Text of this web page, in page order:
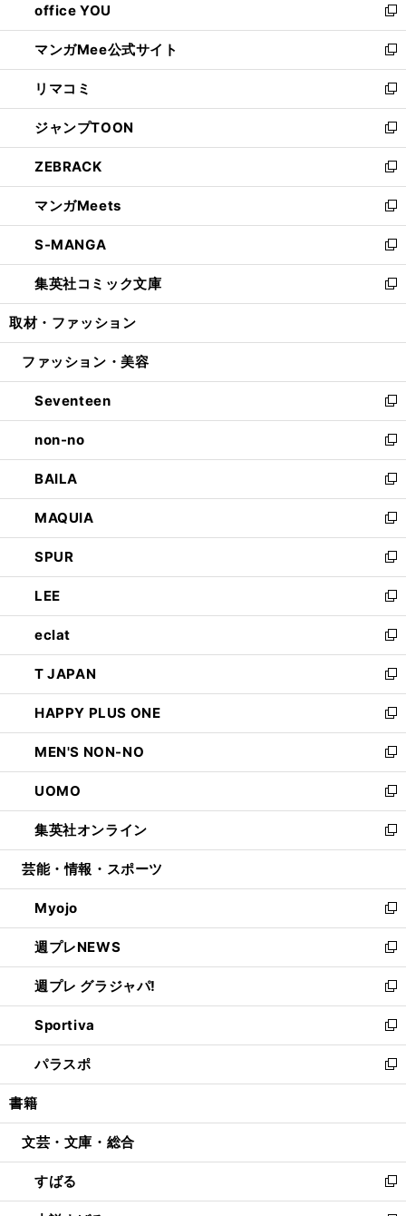
く
で
開
く
ィ
ン
ド
ウ
で
開
く
い
ウ
ィ
ン
ド
ウ
で
開
く
office YOU
新
し
い
ウ
ィ
ン
ド
ウ
で
開
く
マンガMee公式サイト
新
し
い
ウ
ィ
ン
ド
ウ
で
開
く
リマコミ
新
し
い
ウ
ィ
ン
ド
ウ
で
開
く
ジャンプTOON
新
し
い
ウ
ィ
ン
ド
ウ
で
開
ZEBRACK
新
し
い
ウ
ィ
ン
ド
ウ
開
マンガMeets
新
し
い
ウ
ィ
ン
ウ
開
く
S-MANGA
新
し
い
ウ
ン
ウ
で
開
く
集英社コミック文庫
新
し
ウ
ン
ド
ウ
で
開
く
取材・ファッション
ファッション・美容
Seventeen
新
し
い
ウ
ィ
ン
ド
ウ
で
開
く
non-no
新
し
い
ウ
ィ
ン
ド
ウ
で
開
く
BAILA
新
し
い
ウ
ィ
ン
ド
ウ
で
開
く
MAQUIA
新
し
い
ウ
ィ
ン
ド
ウ
で
開
く
SPUR
新
し
い
ウ
ィ
ン
ド
ウ
で
開
く
LEE
新
し
い
ウ
ィ
ン
ド
ウ
で
開
く
eclat
新
し
い
ウ
ィ
ン
ド
ウ
で
開
く
T JAPAN
新
し
い
ウ
ィ
ン
ド
ウ
で
開
HAPPY PLUS ONE
新
し
い
ウ
ィ
ン
ド
ウ
開
く
MEN'S NON-NO
新
し
い
ウ
ィ
ン
ウ
で
開
く
UOMO
新
し
い
ウ
ン
ド
ウ
で
開
く
集英社オンライン
新
し
ウ
ィ
ン
ド
ウ
で
開
く
芸能・情報・スポーツ
Myojo
新
し
い
ウ
ィ
ン
ド
ウ
で
開
週プレNEWS
新
し
い
ウ
ィ
ン
ド
ウ
開
週プレ グラジャパ!
新
し
い
ウ
ィ
ン
ウ
開
く
Sportiva
新
し
い
ウ
ン
ウ
で
開
パラスポ
新
し
ウ
ン
ド
ウ
書籍
文芸・文庫・総合
すばる
新
し